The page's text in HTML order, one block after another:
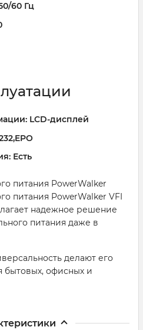
60 Гц
LCD-дисплей
Есть
питания PowerWalker
питания PowerWalker VFI
надежное решение
питания даже в
делают его
офисных и